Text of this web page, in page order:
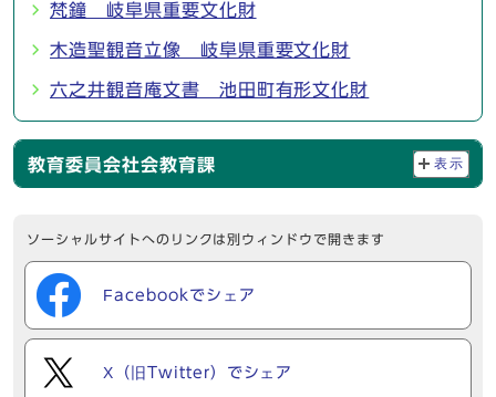
梵鐘 岐阜県重要文化財
木造聖観音立像 岐阜県重要文化財
六之井観音庵文書 池田町有形文化財
教育委員会社会教育課 表示
ソーシャルサイトへのリンクは別ウィンドウで開きます
Facebookでシェア
X（旧Twitter）でシェア